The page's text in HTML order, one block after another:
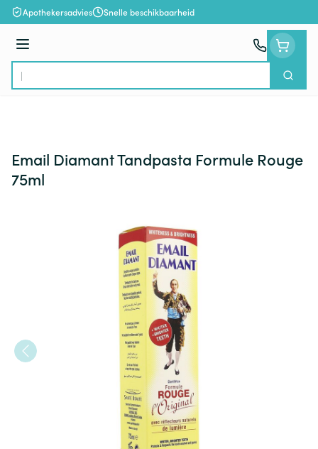
Ga naar de inhoud
Apothekersadvies Snelle beschikbaarheid
Menu
Product, merk, categorie...
Zoek
Email Diamant Tandpasta Formule Rouge
75ml